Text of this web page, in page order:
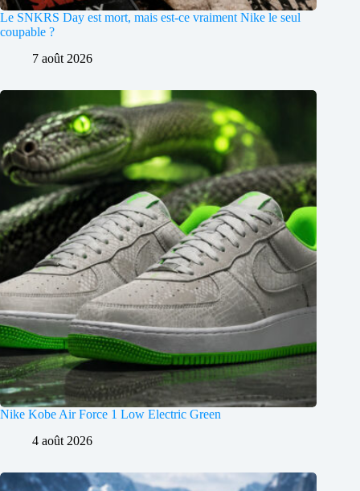
Le SNKRS Day est mort, mais est-ce vraiment Nike le seul
coupable ?
7 août 2026
Nike Kobe Air Force 1 Low Electric Green
4 août 2026